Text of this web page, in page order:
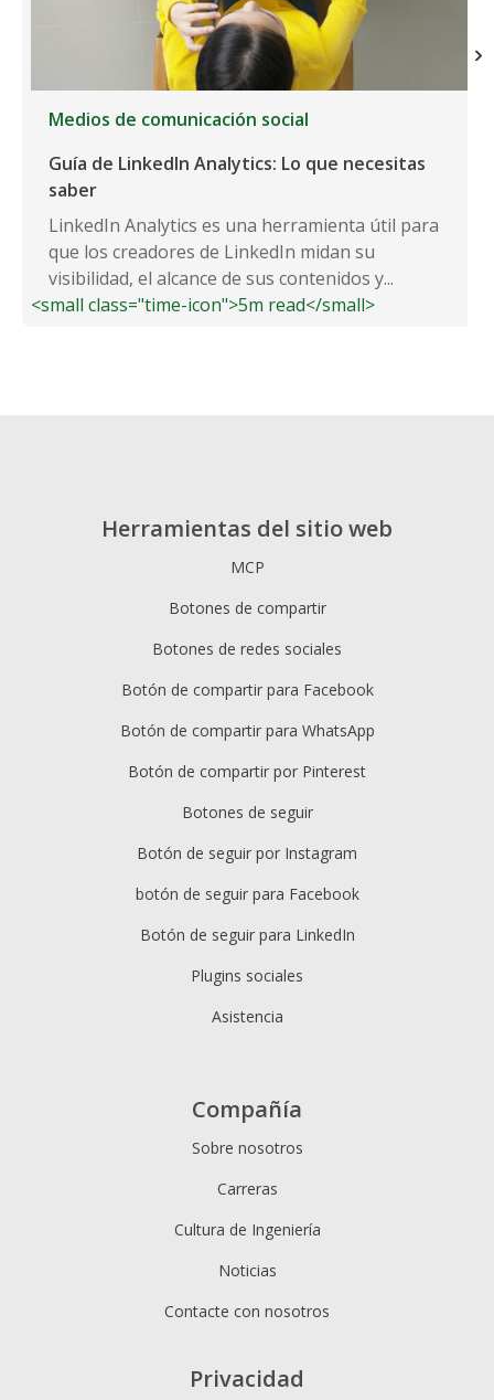
Medios de comunicación social
Guía de LinkedIn Analytics: Lo que necesitas
saber
LinkedIn Analytics es una herramienta útil para
que los creadores de LinkedIn midan su
visibilidad, el alcance de sus contenidos y...
<small class="time-icon">5m read</small>
Herramientas del sitio web
MCP
Botones de compartir
Botones de redes sociales
Botón de compartir para Facebook
Botón de compartir para WhatsApp
Botón de compartir por Pinterest
Botones de seguir
Botón de seguir por Instagram
botón de seguir para Facebook
Botón de seguir para LinkedIn
Plugins sociales
Asistencia
Compañía
Sobre nosotros
Carreras
Cultura de Ingeniería
Noticias
Contacte con nosotros
Privacidad